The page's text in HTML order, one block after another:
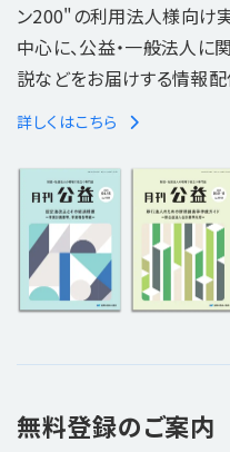
ン200"の利用法人様向け
中心に、公益・一般法人に
説などをお届けする情報配
詳しくはこちら
無料登録のご案内